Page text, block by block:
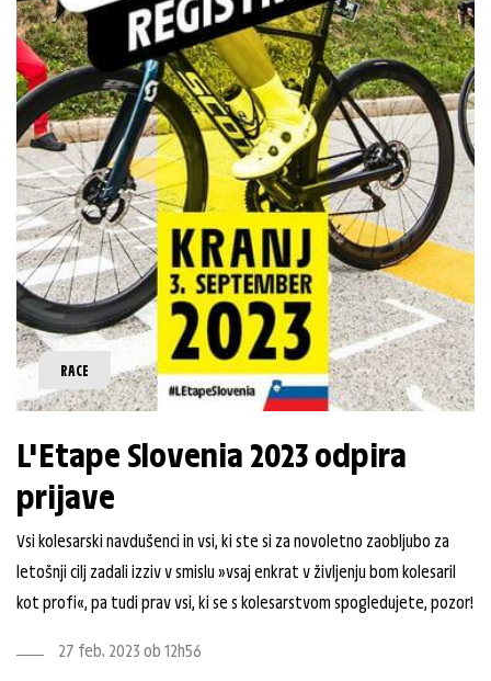
RACE
L'Etape Slovenia 2023 odpira
prijave
Vsi kolesarski navdušenci in vsi, ki ste si za novoletno zaobljubo za
letošnji cilj zadali izziv v smislu »vsaj enkrat v življenju bom kolesaril
kot profi«, pa tudi prav vsi, ki se s kolesarstvom spogledujete, pozor!
27 feb. 2023 ob 12h56